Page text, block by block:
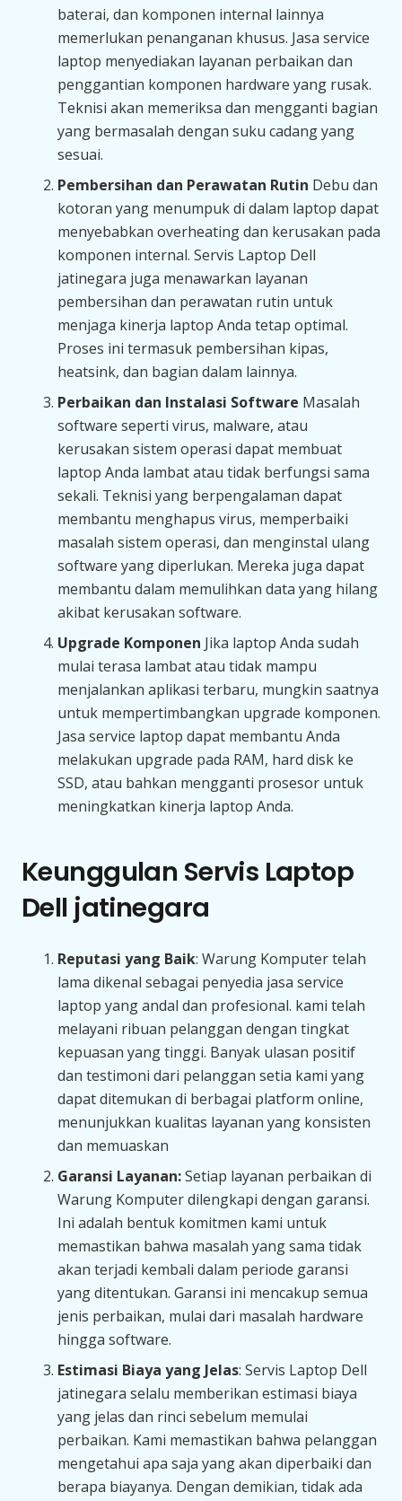
baterai, dan komponen internal lainnya
memerlukan penanganan khusus. Jasa service
laptop menyediakan layanan perbaikan dan
penggantian komponen hardware yang rusak.
Teknisi akan memeriksa dan mengganti bagian
yang bermasalah dengan suku cadang yang
sesuai.
Pembersihan dan Perawatan Rutin Debu dan
kotoran yang menumpuk di dalam laptop dapat
menyebabkan overheating dan kerusakan pada
komponen internal. Servis Laptop Dell
jatinegara juga menawarkan layanan
pembersihan dan perawatan rutin untuk
menjaga kinerja laptop Anda tetap optimal.
Proses ini termasuk pembersihan kipas,
heatsink, dan bagian dalam lainnya.
Perbaikan dan Instalasi Software Masalah
software seperti virus, malware, atau
kerusakan sistem operasi dapat membuat
laptop Anda lambat atau tidak berfungsi sama
sekali. Teknisi yang berpengalaman dapat
membantu menghapus virus, memperbaiki
masalah sistem operasi, dan menginstal ulang
software yang diperlukan. Mereka juga dapat
membantu dalam memulihkan data yang hilang
akibat kerusakan software.
Upgrade Komponen Jika laptop Anda sudah
mulai terasa lambat atau tidak mampu
menjalankan aplikasi terbaru, mungkin saatnya
untuk mempertimbangkan upgrade komponen.
Jasa service laptop dapat membantu Anda
melakukan upgrade pada RAM, hard disk ke
SSD, atau bahkan mengganti prosesor untuk
meningkatkan kinerja laptop Anda.
Keunggulan Servis Laptop
Dell jatinegara
Reputasi yang Baik: Warung Komputer telah
lama dikenal sebagai penyedia jasa service
laptop yang andal dan profesional. kami telah
melayani ribuan pelanggan dengan tingkat
kepuasan yang tinggi. Banyak ulasan positif
dan testimoni dari pelanggan setia kami yang
dapat ditemukan di berbagai platform online,
menunjukkan kualitas layanan yang konsisten
dan memuaskan
Garansi Layanan:Setiap layanan perbaikan di
Warung Komputer dilengkapi dengan garansi.
Ini adalah bentuk komitmen kami untuk
memastikan bahwa masalah yang sama tidak
akan terjadi kembali dalam periode garansi
yang ditentukan. Garansi ini mencakup semua
jenis perbaikan, mulai dari masalah hardware
hingga software.
Estimasi Biaya yang Jelas: Servis Laptop Dell
jatinegara selalu memberikan estimasi biaya
yang jelas dan rinci sebelum memulai
perbaikan. Kami memastikan bahwa pelanggan
mengetahui apa saja yang akan diperbaiki dan
berapa biayanya. Dengan demikian, tidak ada